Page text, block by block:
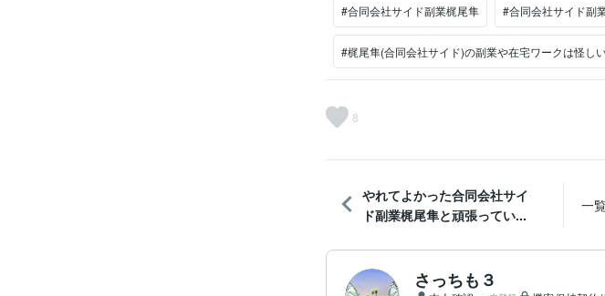
#合同会社サイド副業梶尾隼 #合同会社サイド副
#梶尾隼(合同会社サイド)の副業や在宅ワークは怪し
8
やれてよかった合同会社サイ
ド副業梶尾隼と頑張ってい...
一
さっちも３